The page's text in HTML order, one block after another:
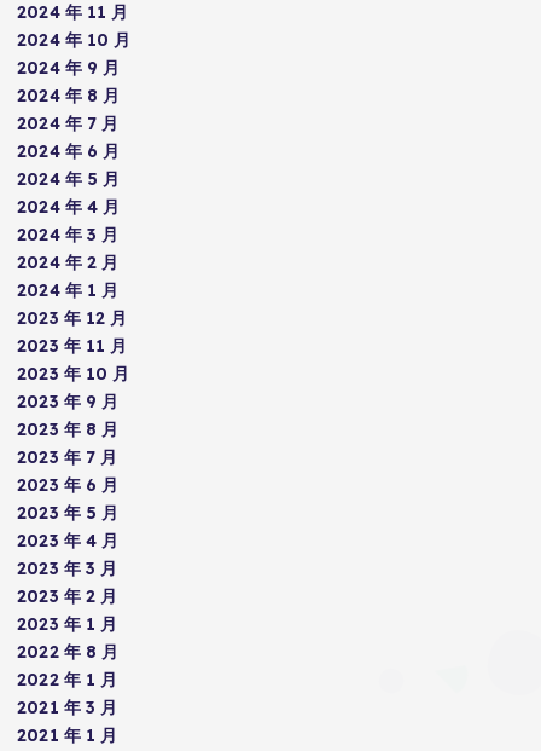
2024 年 11 月
2024 年 10 月
2024 年 9 月
2024 年 8 月
2024 年 7 月
2024 年 6 月
2024 年 5 月
2024 年 4 月
2024 年 3 月
2024 年 2 月
2024 年 1 月
2023 年 12 月
2023 年 11 月
2023 年 10 月
2023 年 9 月
2023 年 8 月
2023 年 7 月
2023 年 6 月
2023 年 5 月
2023 年 4 月
2023 年 3 月
2023 年 2 月
2023 年 1 月
2022 年 8 月
2022 年 1 月
2021 年 3 月
2021 年 1 月